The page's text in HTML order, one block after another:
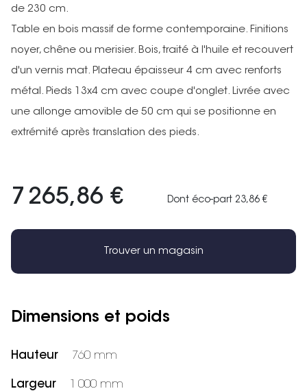
de 230 cm.
Table en bois massif de forme contemporaine. Finitions
noyer, chêne ou merisier. Bois, traité à l'huile et recouvert
d'un vernis mat. Plateau épaisseur 4 cm avec renforts
métal. Pieds 13x4 cm avec coupe d'onglet. Livrée avec
une allonge amovible de 50 cm qui se positionne en
extrémité après translation des pieds.
7 265,86 € Dont éco-part 23,86 €
Trouver un magasin
Dimensions et poids
Hauteur 760 mm
Largeur 1 000 mm